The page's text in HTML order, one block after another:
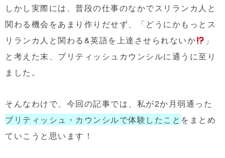
しかし実際には、普段の仕事のなかでスリランカ人と
関わる機会をあまり作りだせず、「どうにかもっとス
リランカ人と関わる&英語を上達させられないか
」
と考えた末、ブリティッシュカウンシルに通うに至り
ました。
そんなわけで、今回の記事では、私が2か月弱通った
ブリティッシュ・カウンシルで体験したこと をまとめ
ていこうと思います！